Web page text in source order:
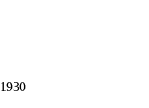
1930